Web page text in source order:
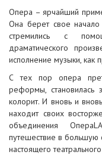
Опера – ярчайший
Она берет свое
стремились с
драматического
исполнение музыки, как
С тех пор опера
реформы, становилась
колорит. И вновь и
находит своих
объединения
путешествие в большую
настоящего